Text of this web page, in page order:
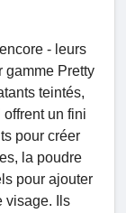
- leurs
gamme Pretty
teintés,
un fini
pour créer
la poudre
pour ajouter
visage. Ils